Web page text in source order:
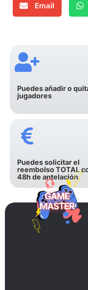
Email
Puedes añadir o
jugadores
Puedes solicitar el
reembolso TOTAL
48h de antelación